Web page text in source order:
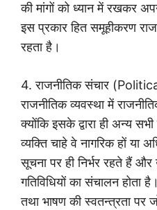
की मांगों को ध्यान में रखकर
इस प्रकार हित समूहीकरण
रहता है।
4. राजनीतिक संचार
राजनीतिक व्यवस्था में
क्योंकि इसके द्वारा ही अन्य
व्यक्ति चाहे वे नागरिक हों या
सूचना पर ही निर्भर रहते हैं
गतिविधियों का संचालन होता
तथा भाषण की स्वतन्त्रता पर